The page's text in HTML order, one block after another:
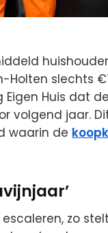
Holten slechts
Huis dat
volgend jaar.
waarin de
zo